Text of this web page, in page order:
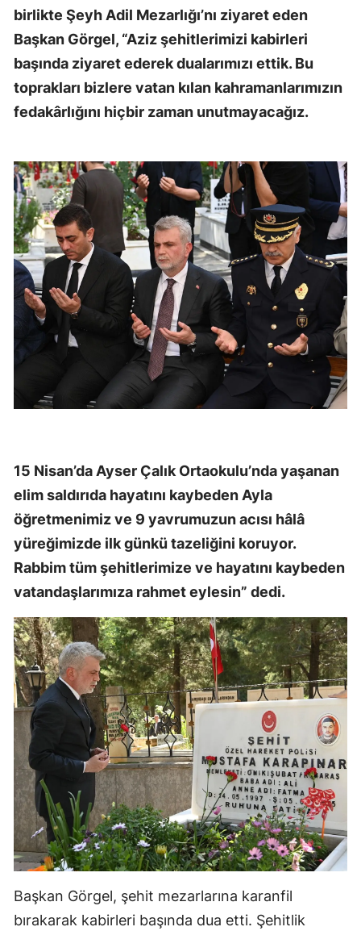
birlikte Şeyh Adil Mezarlığı’nı ziyaret eden
Başkan Görgel, “Aziz şehitlerimizi kabirleri
başında ziyaret ederek dualarımızı ettik. Bu
toprakları bizlere vatan kılan kahramanlarımızın
fedakârlığını hiçbir zaman unutmayacağız.
15 Nisan’da Ayser Çalık Ortaokulu’nda yaşanan
elim saldırıda hayatını kaybeden Ayla
öğretmenimiz ve 9 yavrumuzun acısı hâlâ
yüreğimizde ilk günkü tazeliğini koruyor.
Rabbim tüm şehitlerimize ve hayatını kaybeden
vatandaşlarımıza rahmet eylesin” dedi.
Başkan Görgel, şehit mezarlarına karanfil
bırakarak kabirleri başında dua etti. Şehitlik